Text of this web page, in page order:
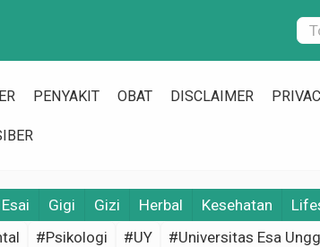
PENYAKIT OBAT DISCLAIMER
Esai Gigi Gizi Herbal Kesehatan
#Psikologi #UY #Universitas Esa